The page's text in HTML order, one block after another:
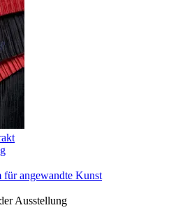
angewandte Kunst
Ausstellung